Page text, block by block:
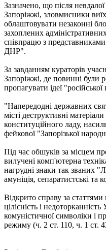
Зазначено, що після
Запоріжжі, зловмисники
облаштовувати незаконні
захоплених
співпрацю з
ДНР".
За завданням кураторів
Запоріжжі, де повинні були
пропагувати ідеї
"Напередодні державних
місті деструктивні
конституційного ладу,
фейкової "Запорізької
Під час обшуків за місцем
вилучені комп'ютерна
нагрудні знаки так званих
амуніція, сепаратистські та
Відкрито справу за статтями
цілісність і
комуністичної символіки і
режиму (ч. 2 ст. 110, ч. 1 ст.